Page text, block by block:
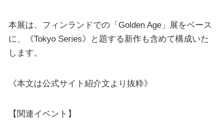
本展は、フィンランドでの「Golden Age」展をベース
に、《Tokyo Series》と題する新作も含めて構成いた
します。
《本文は公式サイト紹介文より抜粋》
【関連イベント】